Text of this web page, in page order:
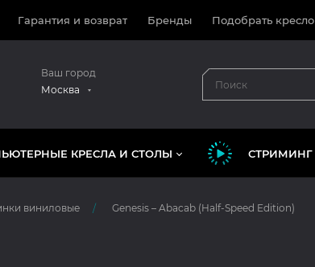
Гарантия и возврат Бренды Подобрать кресло
Ваш город
Москва
КРЕСЛА И СТОЛЫ СТРИМИНГ
виниловые Genesis – Abacab (Half-Speed Edition)